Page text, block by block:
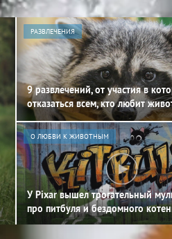
РАЗВЛЕЧЕНИЯ
9 развлечений, от участия в
отказаться всем, кто любит
О ЛЮБВИ К ЖИВОТНЫМ
У Pixar вышел трогательный
про питбуля и бездомного